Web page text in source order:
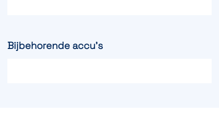
Bijbehorende accu's